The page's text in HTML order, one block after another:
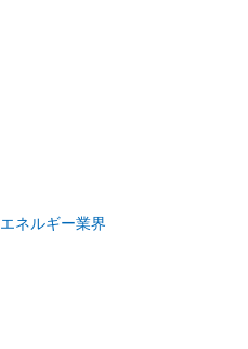
エネルギー業界